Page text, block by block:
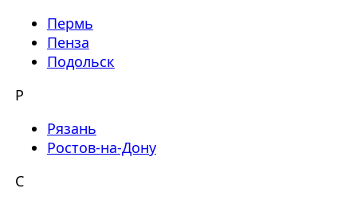
Пермь
Пенза
Подольск
Р
Рязань
Ростов-на-Дону
С